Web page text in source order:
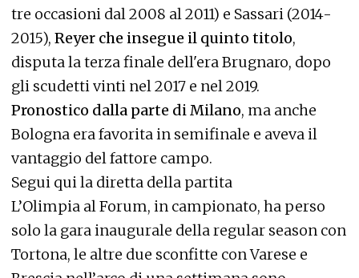
tre occasioni dal 2008 al 2011) e Sassari (2014-
2015), Reyer che insegue il quinto titolo,
disputa la terza finale dell'era Brugnaro, dopo
gli scudetti vinti nel 2017 e nel 2019.
Pronostico dalla parte di Milano, ma anche
Bologna era favorita in semifinale e aveva il
vantaggio del fattore campo.
Segui qui la diretta della partita
L’Olimpia al Forum, in campionato, ha perso
solo la gara inaugurale della regular season con
Tortona, le altre due sconfitte con Varese e